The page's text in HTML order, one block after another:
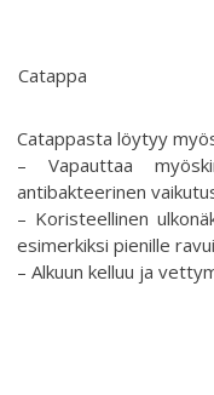
Catappa
Catappasta löytyy
– Vapauttaa
antibakteerinen
– Koristeellinen
esimerkiksi pienille
– Alkuun kelluu ja